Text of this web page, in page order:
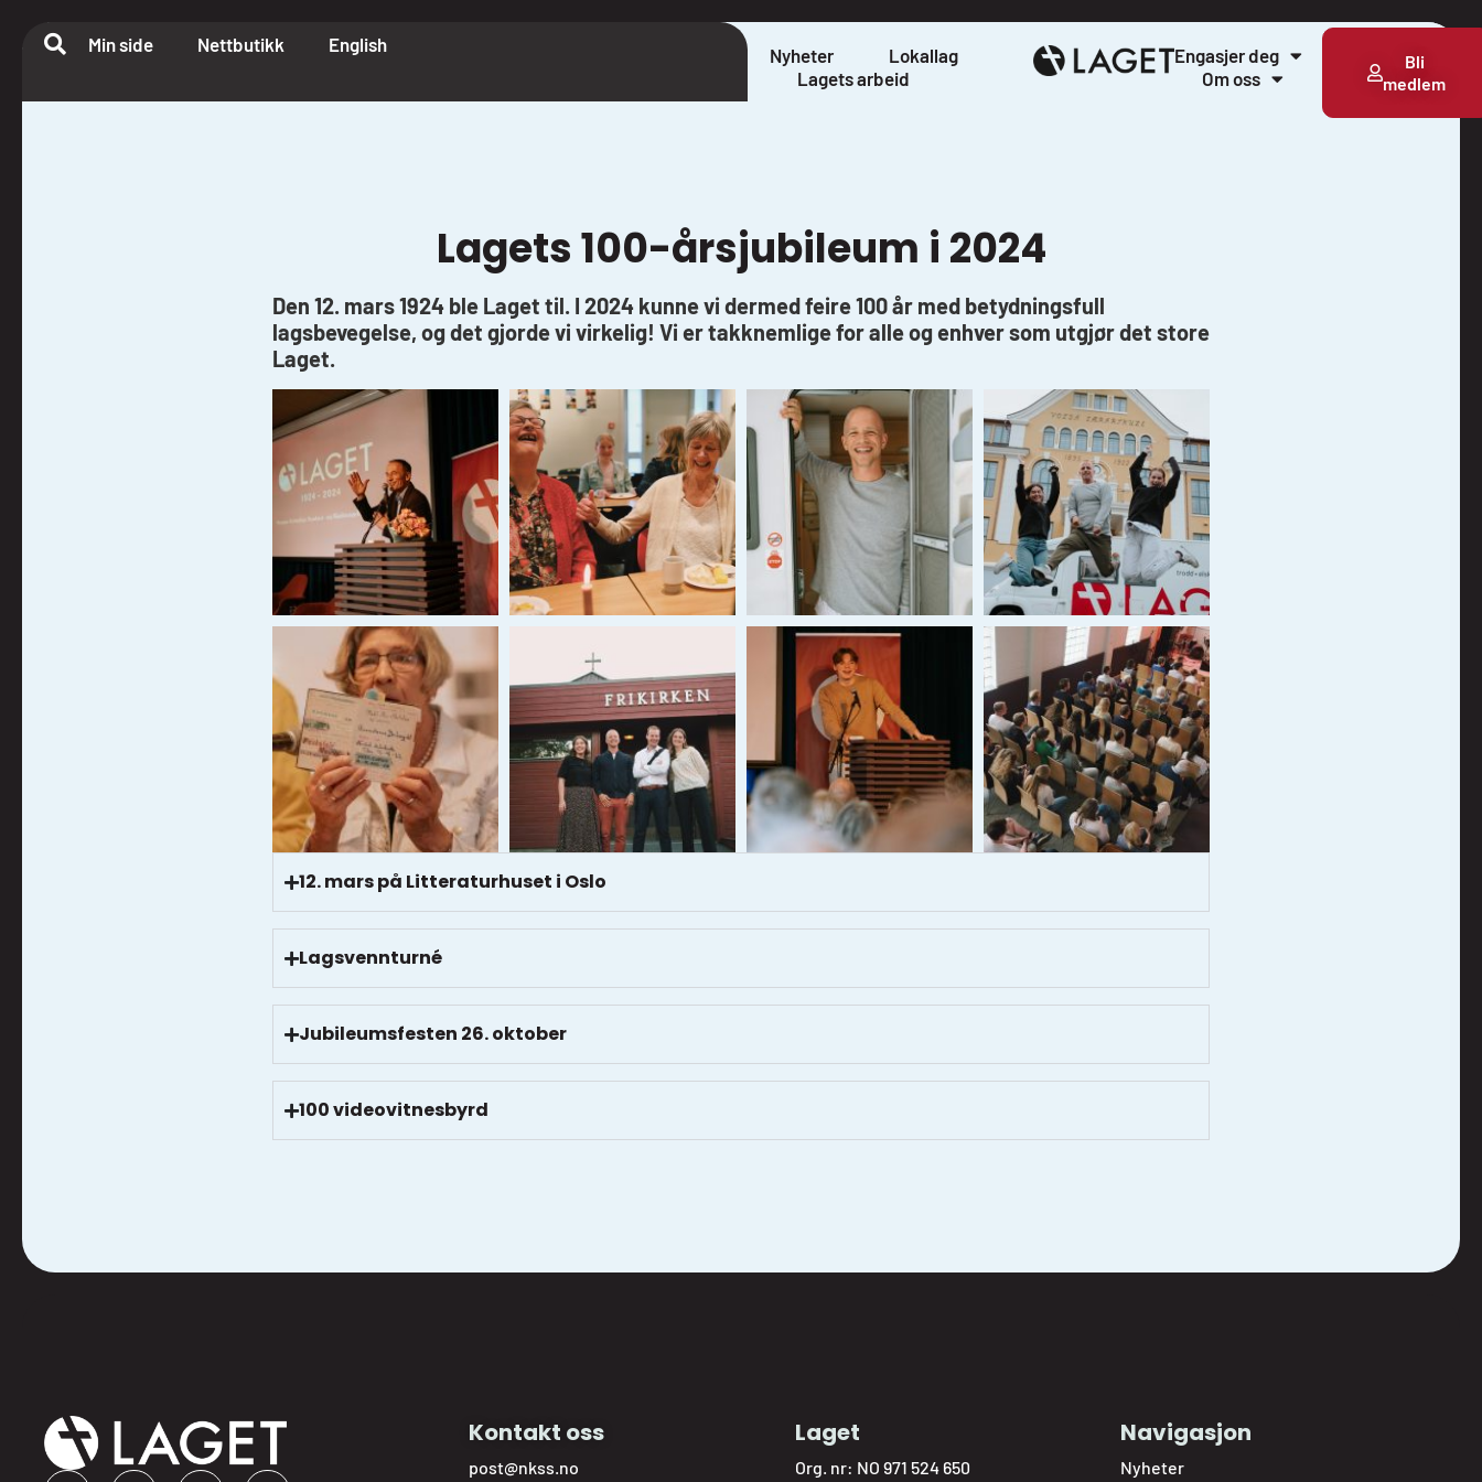
Min side Nettbutikk English Nyheter
Lokallag
Lagets arbeid
Engasjer deg
Om oss
Bli
medlem
Lagets 100-årsjubileum i 2024
Den 12. mars 1924 ble Laget til. I 2024 kunne vi dermed feire 100 år med betydningsfull
lagsbevegelse, og det gjorde vi virkelig! Vi er takknemlige for alle og enhver som utgjør det store
Laget.
12. mars på Litteraturhuset i Oslo
Lagsvennturné
Jubileumsfesten 26. oktober
100 videovitnesbyrd
Kontakt oss
post@nkss.no
Laget
Org. nr: NO 971 524 650
Navigasjon
Nyheter